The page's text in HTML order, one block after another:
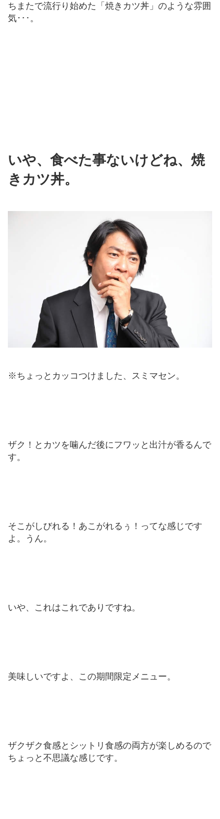
ちまたで流行り始めた「焼きカツ丼」のような雰囲
気･･･。
いや、食べた事ないけどね、焼
きカツ丼。
※ちょっとカッコつけました、スミマセン。
ザク！とカツを噛んだ後にフワッと出汁が香るんで
す。
そこがしびれる！あこがれるぅ！ってな感じです
よ。うん。
いや、これはこれでありですね。
美味しいですよ、この期間限定メニュー。
ザクザク食感とシットリ食感の両方が楽しめるので
ちょっと不思議な感じです。